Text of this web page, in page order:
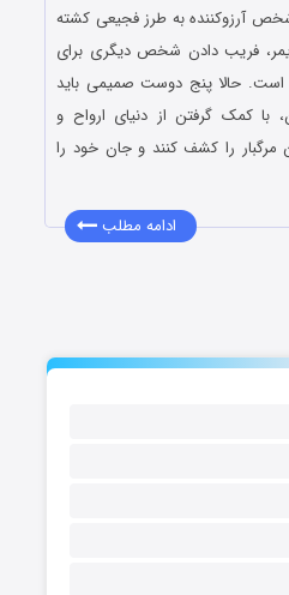
آرزوکننده به طرز فجیعی کشته
فریب دادن شخص دیگری برای
است. حالا پنج دوست صمیمی باید
با کمک گرفتن از دنیای ارواح و
مرگبار را کشف کنند و جان خود را
ادامه مطلب